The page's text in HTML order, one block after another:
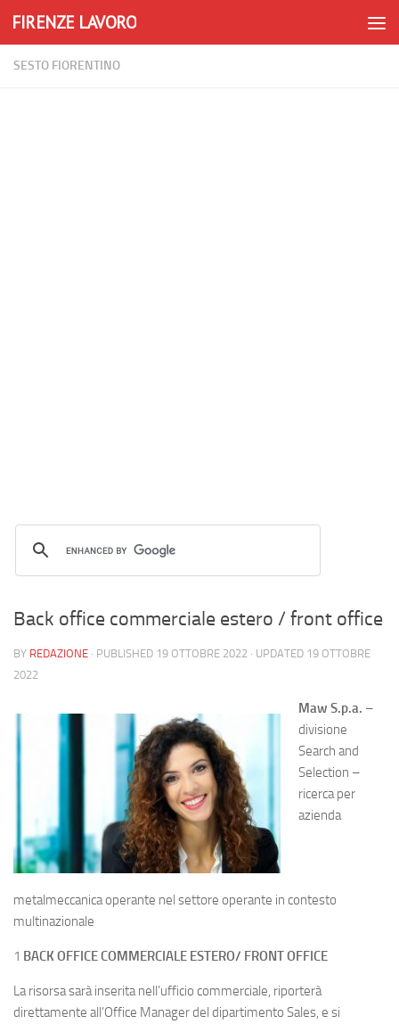
Skip to content
FIRENZE LAVORO
SESTO FIORENTINO
Back office commerciale estero / front office
BY REDAZIONE · PUBLISHED 19 OTTOBRE 2022 · UPDATED 19 OTTOBRE
2022
Maw S.p.a. –
divisione
Search and
Selection –
ricerca per
azienda
metalmeccanica operante nel settore operante in contesto
multinazionale
1 BACK OFFICE COMMERCIALE ESTERO/ FRONT OFFICE
La risorsa sarà inserita nell’ufficio commerciale, riporterà
direttamente all’Office Manager del dipartimento Sales, e si